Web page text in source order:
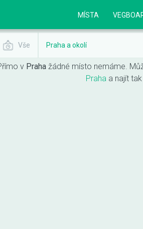
MÍSTA
Vše Praha a okolí
v Prahažádné místo nemáme.
Praha a najít